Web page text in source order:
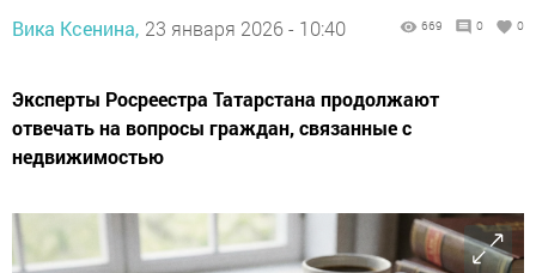
Вика Ксенина, 23 января 2026 - 10:40 669 0 0
Эксперты Росреестра Татарстана продолжают
отвечать на вопросы граждан, связанные с
недвижимостью